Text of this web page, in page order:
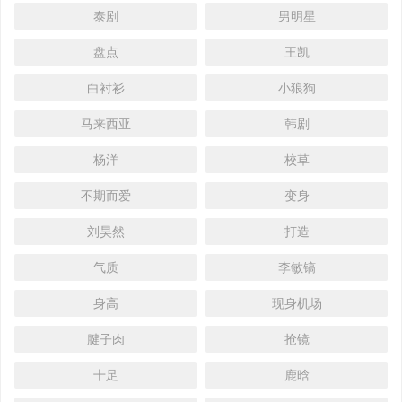
泰剧 男明星
盘点 王凯
白衬衫 小狼狗
马来西亚 韩剧
杨洋 校草
不期而爱 变身
刘昊然 打造
气质 李敏镐
身高 现身机场
腱子肉 抢镜
十足 鹿晗